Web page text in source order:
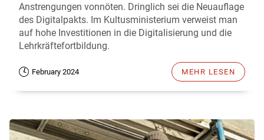
Anstrengungen vonnöten. Dringlich sei die Neuauflage
des Digitalpakts. Im Kultusministerium verweist man
auf hohe Investitionen in die Digitalisierung und die
Lehrkräftefortbildung.
February 2024 MEHR LESEN